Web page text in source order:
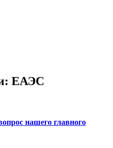
ЕАЭС
нашего главного